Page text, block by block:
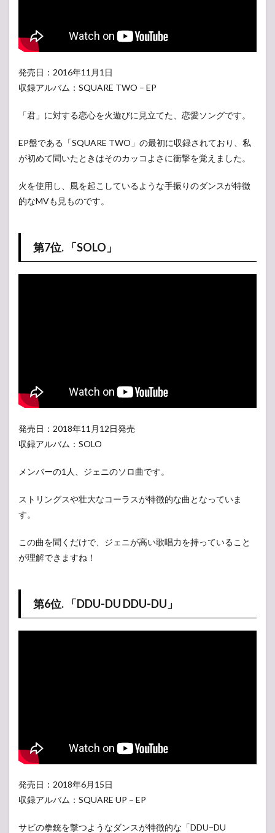
発売日：2016年11月1日
収録アルバム：SQUARE TWO – EP
「君」に対する恋心を火遊びに見立てた、恋愛ソングです。
EP盤である「SQUARE TWO」の最初に収録されており、私
が初めて聞いたときはそのカッコよさに衝撃を覚えました。
火を使用し、風を起こしているような手振りのダンスが特徴
的なMVも見ものです。
第7位. 「SOLO」
発売日：2018年11月12日発売
収録アルバム：SOLO
メンバーの1人、ジェニのソロ曲です。
ストリングスや壮大なコーラスが特徴的な曲となっていま
す。
この曲を聞くだけで、ジェニが高い歌唱力を持っていること
が理解できますね！
第6位. 「DDU-DU DDU-DU」
発売日：2018年6月15日
収録アルバム：SQUARE UP − EP
サビの拳銃を撃つようなダンスが特徴的な「DDU−DU